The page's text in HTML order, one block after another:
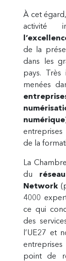
À cet
activité
de la
dans les
pays. Très
menées
de la
La
du
Network
4000
ce qui
des
l’UE27 et
point de